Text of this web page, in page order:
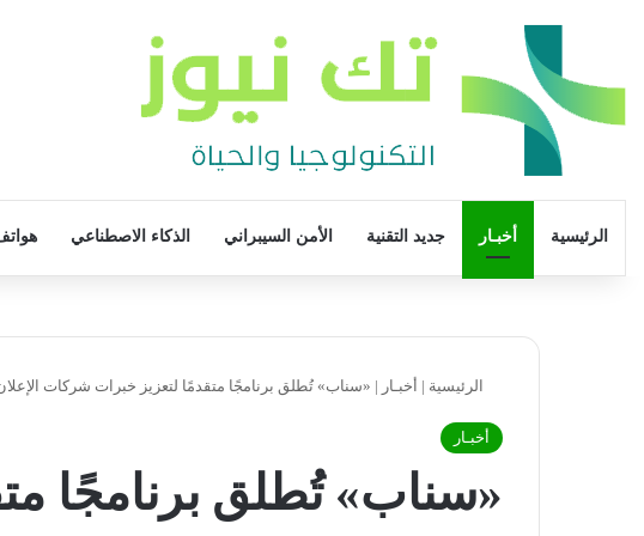
الرئيسية أخبـار جديد التقنية الأمن السيبراني الذكاء الاصطناعي
الرئيسية | أخبـار | «سناب» تُطلق برنامجًا متقدمًا لتعزيز خبرات شركات
أخبـار
«سناب» تُطلق برنامجًا